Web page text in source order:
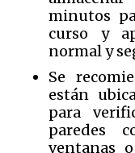
minutos
curso y
normal y
Se
están
para
paredes
ventanas